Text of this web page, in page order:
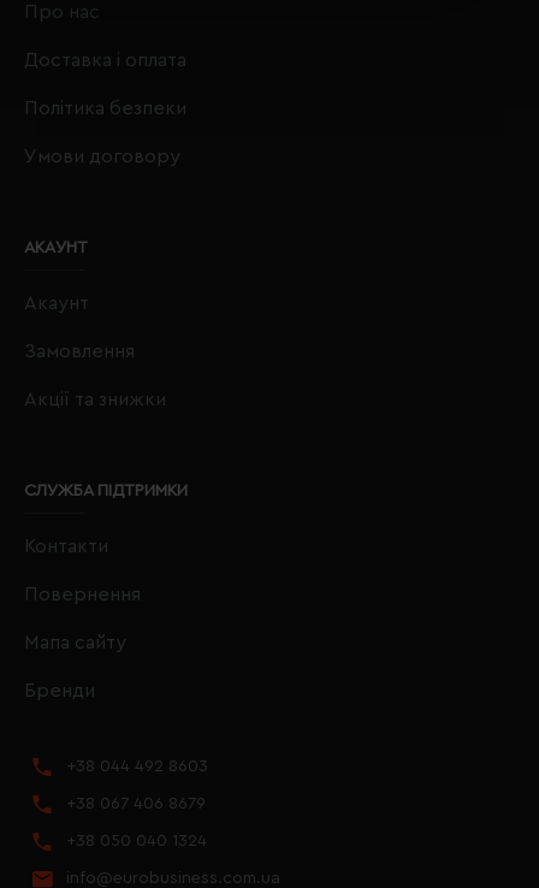
Про нас
Доставка і оплата
Політика безпеки
Умови договору
АКАУНТ
Акаунт
Замовлення
Акції та знижки
СЛУЖБА ПІДТРИМКИ
Контакти
Повернення
Мапа сайту
Бренди
+38 044 492 8603
+38 067 406 8679
+38 050 040 1324
info@eurobusiness.com.ua